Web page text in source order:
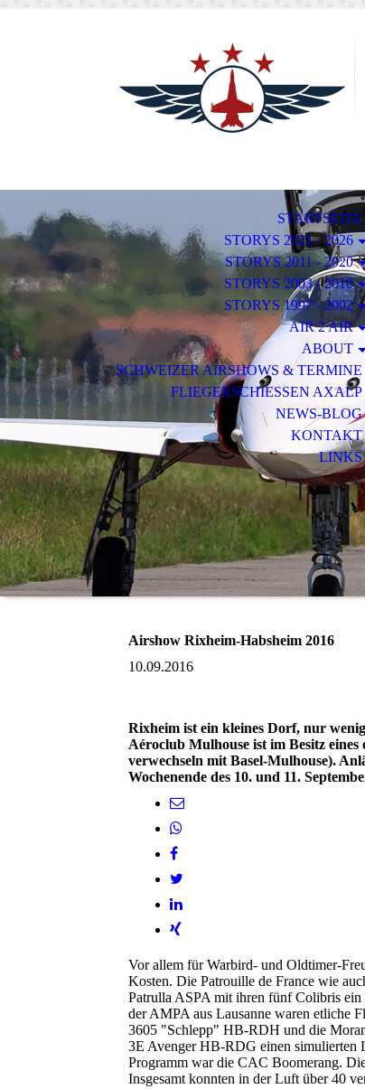
STARTSEITE
STORYS 2021 - 2026
STORYS 2011 - 2020
STORYS 2003 - 2010
STORYS 1997 - 2002
AIR 2 AIR
ABOUT
SCHWEIZER AIRSHOWS & TERMINE
FLIEGERSCHIESSEN AXALP
NEWS-BLOG
KONTAKT
LINKS
Airshow Rixheim-Habsheim 2016
10.09.2016
Rixheim ist ein kleines Dorf, nur
Aéroclub Mulhouse ist im Besitz
verwechseln mit Basel-Mulhouse).
Wochenende des 10. und 11.
Vor allem für Warbird- und Oldtimer-
Kosten. Die Patrouille de France wie
Patrulla ASPA mit ihren fünf Colibris
der AMPA aus Lausanne waren etliche
3605 "Schlepp" HB-RDH und die
3E Avenger HB-RDG einen simulierten
Programm war die CAC Boomerang.
Insgesamt konnten in der Luft über 40